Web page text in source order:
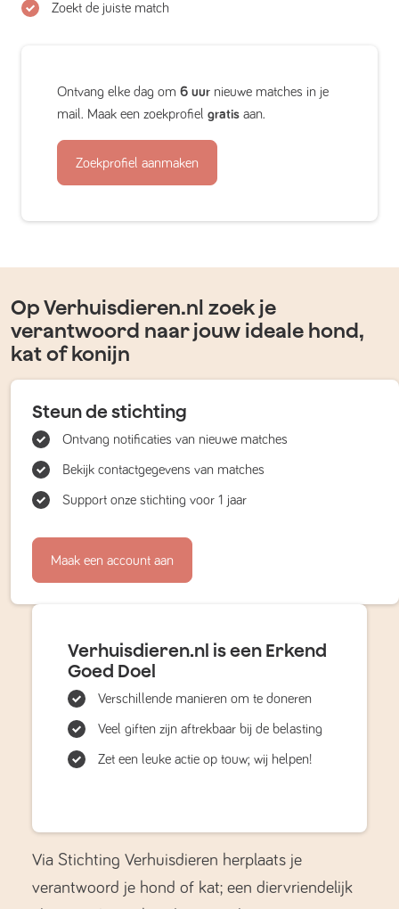
Zoekt de juiste match
Ontvang elke dag om 6 uur nieuwe matches in je
mail. Maak een zoekprofiel gratis aan.
Zoekprofiel aanmaken
Op Verhuisdieren.nl zoek je
verantwoord naar jouw ideale hond,
kat of konijn
Steun de stichting
Ontvang notificaties van nieuwe matches
Bekijk contactgegevens van matches
Support onze stichting voor 1 jaar
Maak een account aan
Verhuisdieren.nl is een Erkend
Goed Doel
Verschillende manieren om te doneren
Veel giften zijn aftrekbaar bij de belasting
Zet een leuke actie op touw; wij helpen!
Via Stichting Verhuisdieren herplaats je
verantwoord je hond of kat; een diervriendelijk